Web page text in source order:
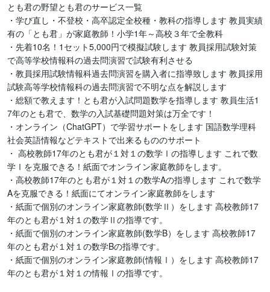
とも君の野望とも君のサービス一覧
・学び直し・不登校・高卒認定全校種・教科の指導します 教員実績
有の「とも君」が家庭教師！小学1年～高校３年で全教科
・先着10名！1セット5,000円で模擬試験します 教員採用試験対策
で高等学校情報科の過去問演習で試験有利させる
・教員採用試験情報科過去問演習を購入者に指導致します 教員採用
試験高等学校情報科の過去問演習で不明な点を解説します
・総額で教えます！とも君が入試問題数学を指導します 教員生活1
7年のとも君で、数学の入試基礎問題対策は万全です！
・オンライン（ChatGPT）で学習サポートをします 国語数学理科
社会英語情報などテキストで出来るもののサポート
・ 高校教師17年のとも君が１対１の数学Ⅰの指導します これで数
学Ⅰを克服できる！紙面でオンライン家庭教師をします。
・高校教師17年のとも君が１対１の数学Aの指導します これで数学
Aを克服できる！紙面にてオンライン家庭教師をします
・紙面で個別のオンライン家庭教師(数学Ⅱ）をします 高校教師17
年のとも君が１対１の数学Ⅱの指導です。
・紙面で個別のオンライン家庭教師(数学B）をします 高校教師17
年のとも君が１対１の数学Bの指導です。
・紙面で個別のオンライン家庭教師(情報Ⅰ）をします 高校教師17
年のとも君が１対１の情報Ⅰの指導です。